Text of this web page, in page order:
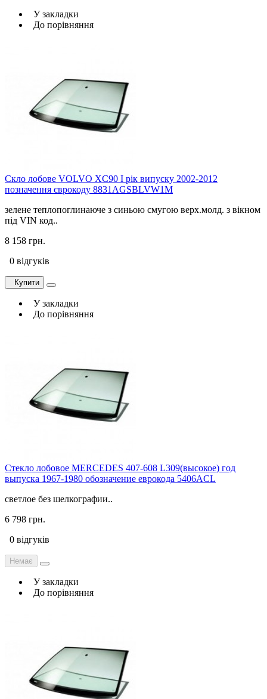
У закладки
До порівняння
Скло лобове VOLVO XC90 I рік випуску 2002-2012
позначення єврокоду 8831AGSBLVW1M
зелене теплопоглинаюче з синьою смугою верх.молд. з вікном
під VIN код..
8 158 грн.
0 відгуків
Купити
У закладки
До порівняння
Стекло лобовое MERCEDES 407-608 L309(высокое) год
выпуска 1967-1980 обозначение еврокода 5406ACL
светлое без шелкографии..
6 798 грн.
0 відгуків
Немає
У закладки
До порівняння